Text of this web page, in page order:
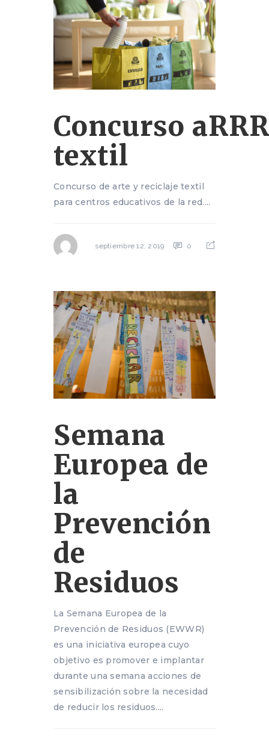
Concurso
textil
Concurso de arte y reciclaje textil
para centros educativos de la red....
septiembre 12, 2019 0
Semana
Europea de
la
Prevención
de
Residuos
La Semana Europea de la
Prevención de Residuos (EWWR)
es una iniciativa europea cuyo
objetivo es promover e implantar
durante una semana acciones de
sensibilización sobre la necesidad
de reducir los residuos....